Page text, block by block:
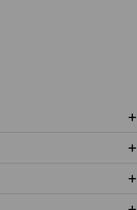
con amplificadores de